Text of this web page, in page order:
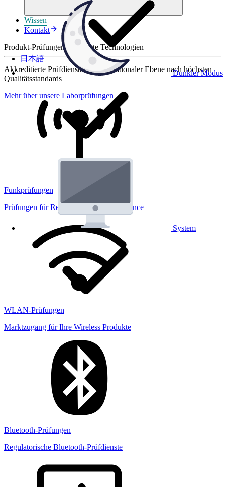
Dunkler Modus
System
日本語
Wissen
Kontakt
Produkt-Prüfungen für smarte Technologien
Akkreditierte Prüfdienste auf internationaler Ebene nach höchsten
Qualitätsstandards
Mehr über unsere Laborprüfungen
Funkprüfungen
Prüfungen für Regulatorik und Performance
WLAN-Prüfungen
Marktzugang für Ihre Wireless Produkte
Bluetooth-Prüfungen
Regulatorische Bluetooth-Prüfdienste